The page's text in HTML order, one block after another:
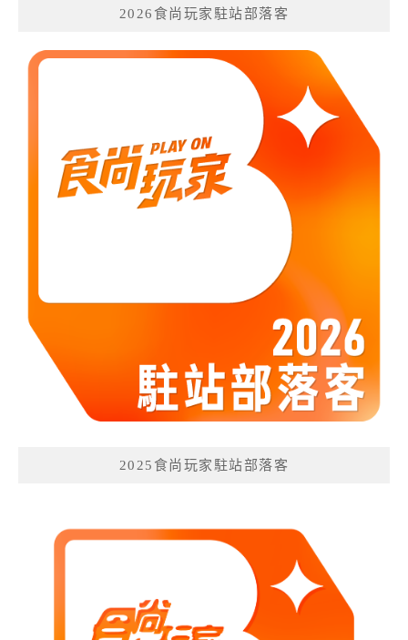
2026食尚玩家駐站部落客
2025食尚玩家駐站部落客